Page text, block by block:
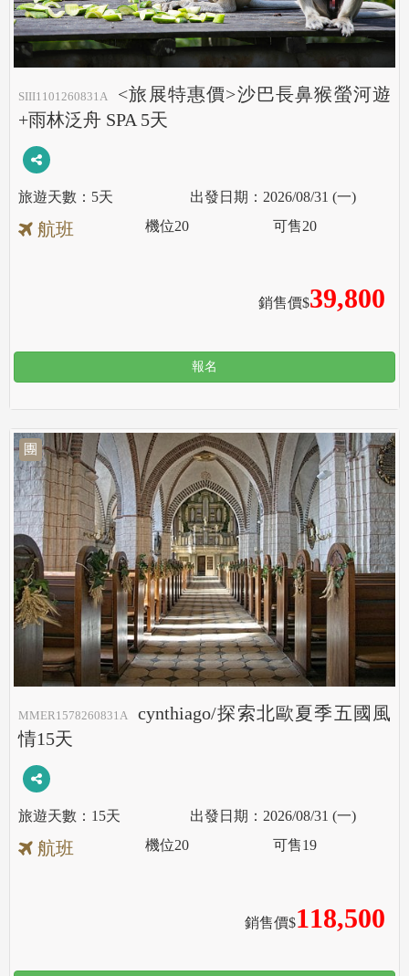
SIII1101260831A
<旅展特惠價>沙巴長鼻猴螢河遊
+雨林泛舟 SPA 5天
5天 2026/08/31 (一)
航班
銷售價$39,800
機位20 可售20
報名
團
MMER1578260831A
cynthiago/探索北歐夏季五國風
情15天
15天 2026/08/31 (一)
航班
銷售價$118,500
機位20 可售19